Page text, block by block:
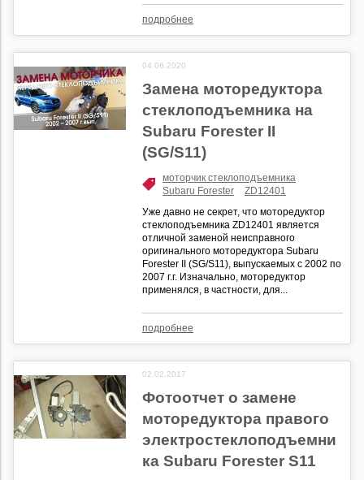
подробнее
04.06.2020
Замена моторедуктора
стеклоподъемника на
Subaru Forester II
(SG/S11)
моторчик стеклоподъемника
Subaru Forester
ZD12401
Уже давно не секрет, что моторедуктор
стеклоподъемника ZD12401 является
отличной заменой неисправного
оригинального моторедуктора Subaru
Forester II (SG/S11), выпускаемых с 2002 по
2007 г.г. Изначально, моторедуктор
применялся, в частности, для...
подробнее
02.02.2017
Фотоотчет о замене
моторедуктора правого
электростеклоподъемни
ка Subaru Forester S11